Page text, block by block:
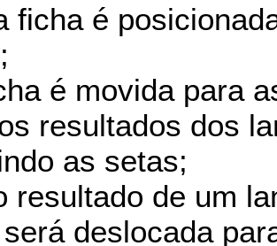
ficha é
é movida para
resultados dos
as setas;
resultado de um
deslocada